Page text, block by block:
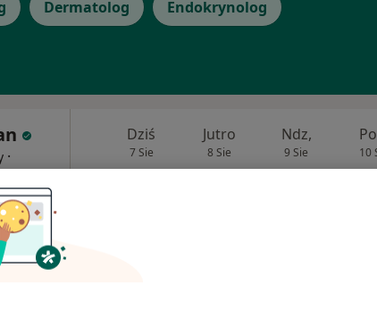
Dermatolog Endokrynolog
·
Dziś
7 Sie
Jutro
8 Sie
Ndz,
9 Sie 10